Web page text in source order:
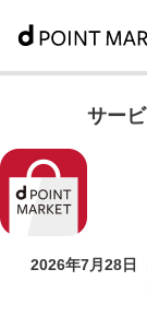
サー
2026年7月28日